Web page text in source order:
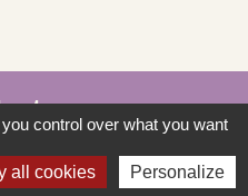
Saint-Albain
Mairie
control over what you want
all cookies Personalize